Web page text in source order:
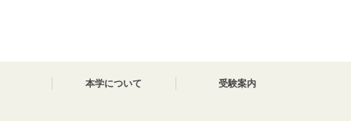
本学について 受験案内